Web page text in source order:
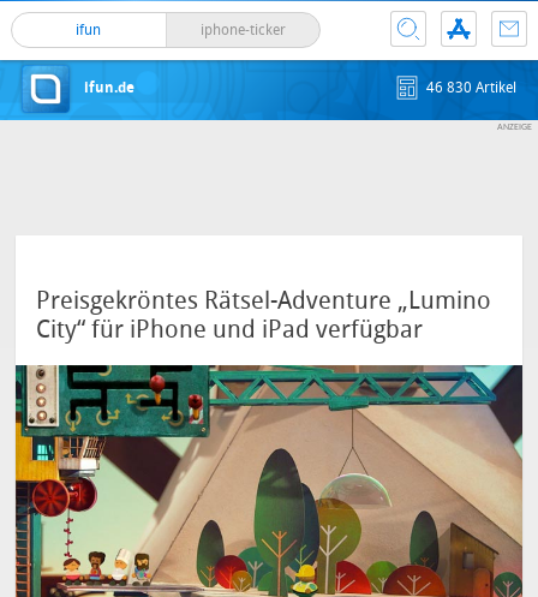
ifun iphone-ticker
ifun.de 46 830 Artikel
Preisgekröntes Rätsel-Adventure „Lumino
City“ für iPhone und iPad verfügbar